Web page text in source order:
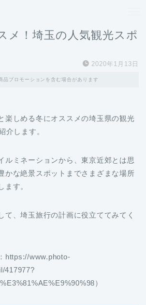
メ！埼玉の人気観光スポ
2020年1月13日
品プロモーションを含む場合があります
楽しめる冬にオススメの埼玉県の観光
介します。
ルミネーションから、東京近郊とは思
かな絶景スポットまでさまざまな場所
ます。
て、埼玉旅行の計画に役立ててみてく
https://www.photo-
417977?
）